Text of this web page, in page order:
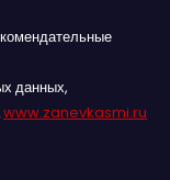
данных,
www.zanevkasmi.ru